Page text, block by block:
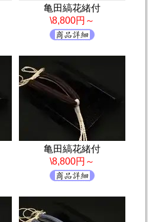
亀田縞花緒付
\8,800円～
亀田縞花緒付
\8,800円～